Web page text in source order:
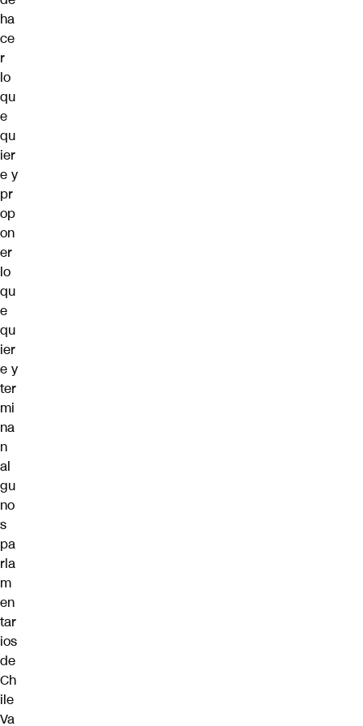
ha
ce
r
lo
qu
e
qu
ier
e y
pr
op
on
er
lo
qu
e
qu
ier
e y
ter
mi
na
n
al
gu
no
s
pa
rla
m
en
tar
ios
de
Ch
ile
Va